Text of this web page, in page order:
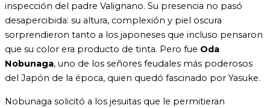
inspección del padre Valignano. Su presencia no pasó
desapercibida: su altura, complexión y piel oscura
sorprendieron tanto a los japoneses que incluso pensaron
que su color era producto de tinta. Pero fue Oda
Nobunaga, uno de los señores feudales más poderosos
del Japón de la época, quien quedó fascinado por Yasuke.
Nobunaga solicitó a los jesuitas que le permitieran